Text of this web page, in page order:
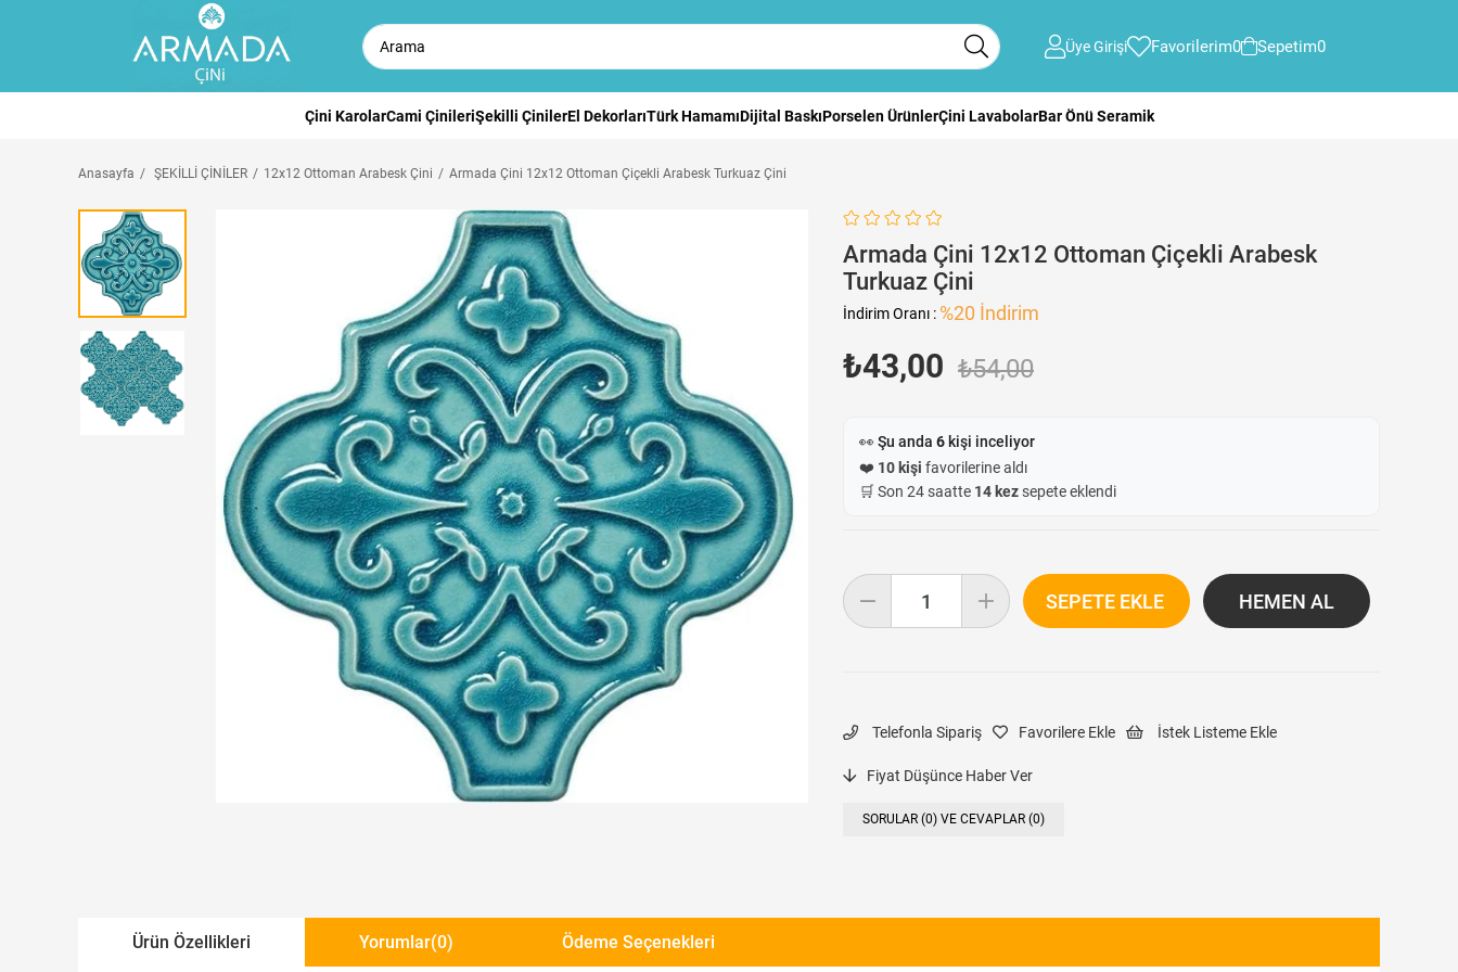
Üye Girişi Favorilerim0 Sepetim0
Çini KarolarCami ÇinileriŞekilli ÇinilerEl DekorlarıTürk HamamıDijital BaskıPorselen ÜrünlerÇini LavabolarBar Önü Seramik
Anasayfa ŞEKİLLİ ÇİNİLER 12x12 Ottoman Arabesk Çini Armada Çini 12x12 Ottoman Çiçekli Arabesk Turkuaz Çini
Armada Çini 12x12 Ottoman Çiçekli Arabesk
Turkuaz Çini
İndirim Oranı : %20 İndirim
₺54,00
₺43,00
👀 Şu anda 6 kişi inceliyor
❤️ 10 kişi favorilerine aldı
🛒 Son 24 saatte 14 kezsepete eklendi
Telefonla Sipariş Favorilere Ekle İstek Listeme Ekle
Fiyat Düşünce Haber Ver
SORULAR (0) VE CEVAPLAR (0)
Ürün Özellikleri Yorumlar(0) Ödeme Seçenekleri